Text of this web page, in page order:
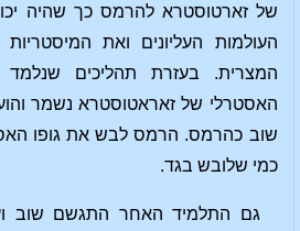
של זארטוסטרא להרמס כך שהיה
העולמות העליונים ואת
המצרית. בעזרת תהליכים שנלמד
האסטרלי של זאראטוסטרא נשמר
שוב כהרמס. הרמס לבש את גופו
כמי שלובש בגד.
גם התלמיד האחר התגשם שוב